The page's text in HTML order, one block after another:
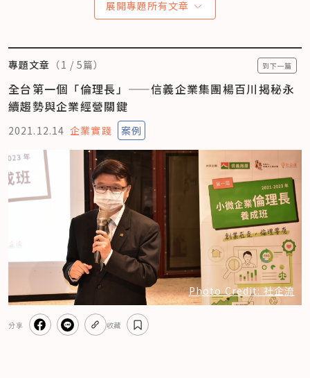
展開專題所有文章
專題文章 （1 /5篇） 到下一篇
全台第一個「倫理長」——信義企業集團楊百川揭秘永
續趨勢與企業經營關鍵
2021.12.14 企業實踐 案例
Photo Credit: 社企流
分享 收藏